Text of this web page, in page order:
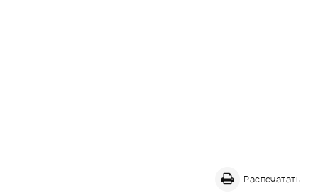
Распечатать